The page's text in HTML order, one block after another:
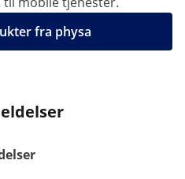
fra physa